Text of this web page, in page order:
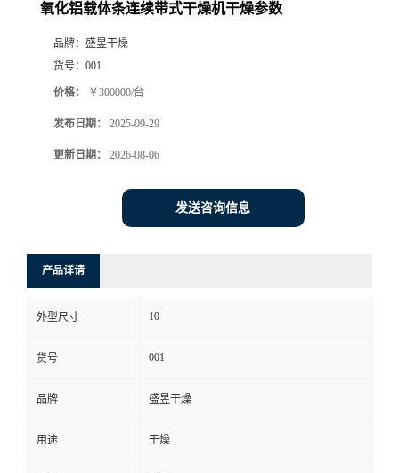
氧化铝载体条连续带式干燥机干燥参数
品牌： 盛昱干燥
货号： 001
价格： ￥300000/台
发布日期： 2025-09-29
更新日期： 2026-08-06
发送咨询信息
产品详请
外型尺寸 10
货号 001
品牌 盛昱干燥
用途 干燥